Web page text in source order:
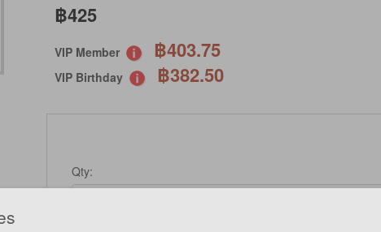
฿425
VIP Member ฿403.75
VIP Birthday ฿382.50
Qty: